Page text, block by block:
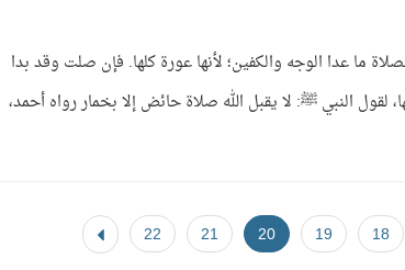
ما عدا الوجه والكفين؛ لأنها عورة كلها. فإن صلت وقد بدا
النبي ﷺ: لا يقبل الله صلاة حائض إلا بخمار رواه أحمد،
18
19
20
21
22